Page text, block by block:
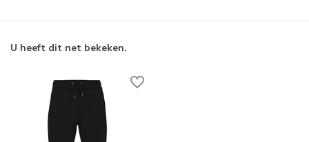
U heeft dit net bekeken.